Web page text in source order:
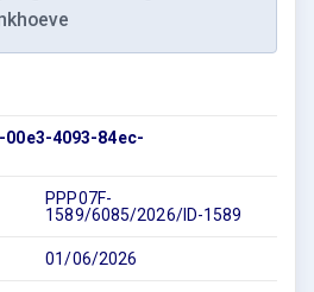
00e3-4093-84ec-
PPP07F-
1589/6085/2026/ID-1589
01/06/2026